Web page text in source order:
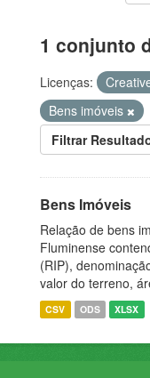
1 conjunto
Licenças:
Bens imóveis
Filtrar
Bens Imóveis
Relação de bens
Fluminense
(RIP),
valor do terreno,
CSV ODS XLSX